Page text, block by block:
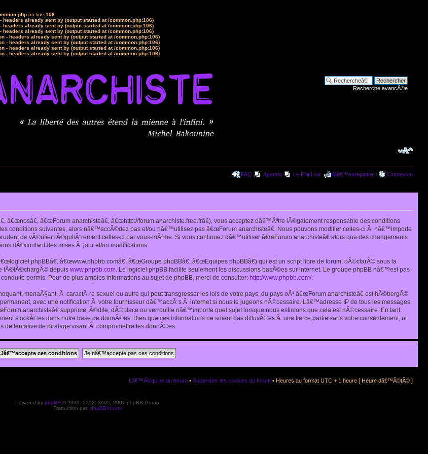
on line 106
headers already sent by (output started at /common.php:106)
headers already sent by (output started at /common.php:106)
headers already sent by (output started at /common.php:106)
- headers already sent by (output started at /common.php:106)
- headers already sent by (output started at /common.php:106)
- headers already sent by (output started at /common.php:106)
- headers already sent by (output started at /common.php:106)
Recherche avancÃ©e
FAQ Agenda Le P'tit Noir Mâ€™enregistrer Connexion
â€œForum anarchisteâ€, â€œhttp://forum.anarchiste.free.frâ€), vous acceptez dâ€™Ãªtre lÃ©galement responsable des conditions
conditions suivantes, alors nâ€™accÃ©dez pas et/ou nâ€™utilisez pas â€œForum anarchisteâ€. Nous pouvons modifier celles-ci Ã nâ€™importe
de vÃ©rifier rÃ©guliÃ¨rement celles-ci par vous-mÃªme. Si vous continuez dâ€™utiliser â€œForum anarchisteâ€ alors que des changements
dÃ©coulant des mises Ã jour et/ou modifications.
phpBBâ€, â€œwww.phpbb.comâ€, â€œGroupe phpBBâ€, â€œEquipes phpBBâ€) qui est un script libre de forum, dÃ©clarÃ© sous la
tÃ©lÃ©chargÃ© depuis www.phpbb.com. Le logiciel phpBB facilite seulement les discussions basÃ©es sur internet. Le groupe phpBB nâ€™est pas
permis. Pour de plus amples informations au sujet de phpBB, merci de consulter: http://www.phpbb.com/.
menaÃ§ant, Ã caractÃ¨re sexuel ou autre qui peut transgresser les lois de votre pays, du pays oÃ¹ â€œForum anarchisteâ€ est hÃ©bergÃ©
avec une notification Ã votre fournisseur dâ€™accÃ¨s Ã internet si nous le jugeons nÃ©cessaire. Lâ€™adresse IP de tous les messages
anarchisteâ€ supprime, Ã©dite, dÃ©place ou verrouille nâ€™importe quel sujet lorsque nous estimons que cela est nÃ©cessaire. En tant
stockÃ©es dans notre base de donnÃ©es. Bien que ces informations ne soient pas diffusÃ©es Ã une tierce partie sans votre consentement, ni
de tentative de piratage visant Ã compromettre les donnÃ©es.
Lâ€™Ã©quipe du forum • Supprimer les cookies du forum • Heures au format UTC + 1 heure [ Heure dâ€™Ã©tÃ© ]
Powered by phpBB © 2000, 2002, 2005, 2007 phpBB Group
Traduction par: phpBB-fr.com